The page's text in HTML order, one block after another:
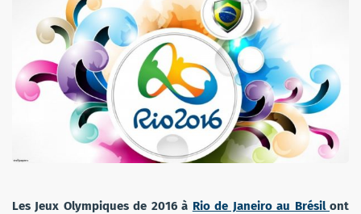
Les Jeux Olympiques de 2016 à Rio de Janeiro au Brésilont